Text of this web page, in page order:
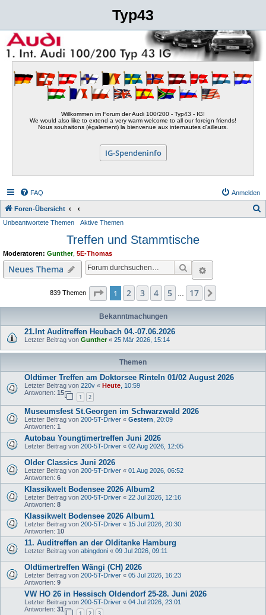
Typ43
Willkommen im Forum der Audi 100/200 - Typ43 - IG!
We would also like to extend a very warm welcome to all our foreign friends!
Nous souhaitons (également) la bienvenue aux internautes d'ailleurs.
IG-Spendeninfo
FAQ Anmelden
Foren-Übersicht
Unbeantwortete Themen Aktive Themen
Treffen und Stammtische
Moderatoren: Gunther, 5E-Thomas
Neues Thema Suche
839 Themen Seite 1 von 17
1 2 3 4 5 … 17
Bekanntmachungen
21.Int Auditreffen Heubach 04.-07.06.2026
Letzter Beitrag von Gunther« 25 Mär 2026, 15:14
Themen
Oldtimer Treffen am Doktorsee Rinteln 01/02 August 2026
Letzter Beitrag von 220v « Heute, 10:59
Antworten: 15
1 2
Museumsfest St.Georgen im Schwarzwald 2026
Letzter Beitrag von 200-5T-Driver « Gestern , 20:09
Antworten: 1
Autobau Youngtimertreffen Juni 2026
Letzter Beitrag von 200-5T-Driver « 02 Aug 2026, 12:05
Older Classics Juni 2026
Letzter Beitrag von 200-5T-Driver « 01 Aug 2026, 06:52
Antworten: 6
Klassikwelt Bodensee 2026 Album2
Letzter Beitrag von 200-5T-Driver « 22 Jul 2026, 12:16
Antworten: 8
Klassikwelt Bodensee 2026 Album1
Letzter Beitrag von 200-5T-Driver « 15 Jul 2026, 20:30
Antworten: 10
11. Auditreffen an der Olditanke Hamburg
Letzter Beitrag von abingdoni « 09 Jul 2026, 09:11
Oldtimertreffen Wängi (CH) 2026
Letzter Beitrag von 200-5T-Driver « 05 Jul 2026, 16:23
Antworten: 9
VW HO 26 in Hessisch Oldendorf 25-28. Juni 2026
Letzter Beitrag von 200-5T-Driver « 04 Jul 2026, 23:01
Antworten: 31
1 2 3